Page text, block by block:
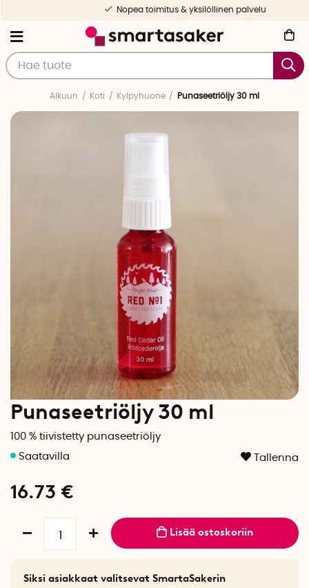
Nopea toimitus & yksilöllinen palvelu
Alkuun Koti Kylpyhuone Punaseetriöljy 30 ml
Punaseetriöljy 30 ml
100 % tiivistetty punaseetriöljy
Tallenna
16.73 €
Lisää ostoskoriin
Siksi asiakkaat valitsevat SmartaSakerin